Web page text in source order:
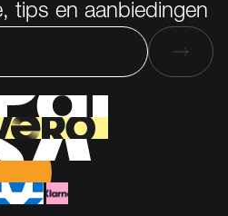
tips en aanbiedingen